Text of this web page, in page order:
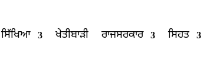
ਸਿੱਖਿਆ ਖੇਤੀਬਾੜੀ ਰਾਜਸਰਕਾਰ ਸਿਹਤ